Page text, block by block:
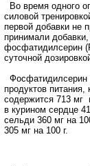
Во время одного
силовой
первой добавки не
принимали
фосфатидилсерин
суточной
Фосфатидилсерин
продуктов питания,
содержится 713 мг
в курином сердце
сельди 360 мг на
305 мг на 100 г.